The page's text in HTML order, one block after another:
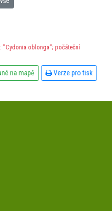
"Cydonia oblonga"; počáteční
na mapě Verze pro tisk